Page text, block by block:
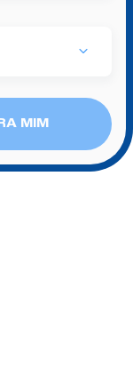
MIM